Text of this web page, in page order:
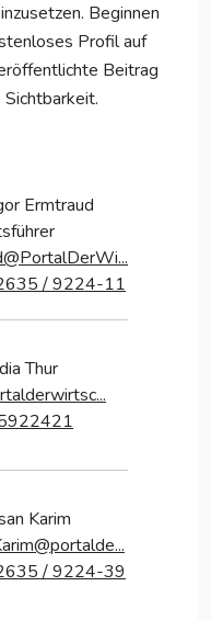
Beginnen
Profil auf
Beitrag
Ermtraud
/ 9224-11
Thur
Karim
/ 9224-39